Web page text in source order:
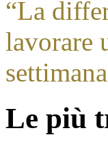
“La
lavorare
Le più